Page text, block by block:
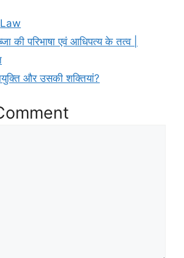
ai
l
e
Law
की परिभाषा एवं आधिपत्य के तत्व |
और उसकी शक्तियां?